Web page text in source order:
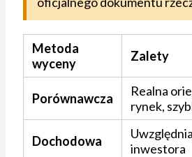
Metoda
wyceny
Zalety
Porównawcza
Realna
rynek,
Dochodowa
inwestora